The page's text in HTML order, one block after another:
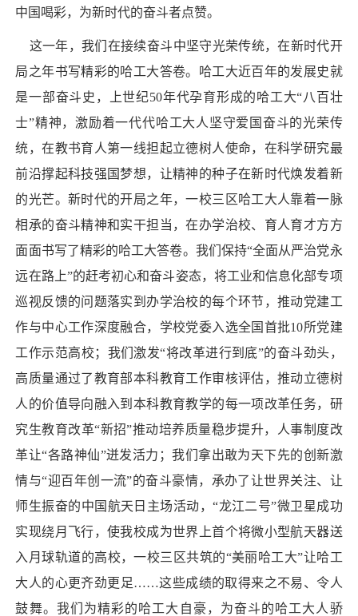
中国喝彩，为新时代的奋斗者点赞。
这一年，我们在接续奋斗中坚守光荣传统，在新时代开
局之年书写精彩的哈工大答卷。哈工大近百年的发展史就
是一部奋斗史，上世纪50年代孕育形成的哈工大“八百壮
士”精神，激励着一代代哈工大人坚守爱国奋斗的光荣传
统，在教书育人第一线担起立德树人使命，在科学研究最
前沿撑起科技强国梦想，让精神的种子在新时代焕发着新
的光芒。新时代的开局之年，一校三区哈工大人靠着一脉
相承的奋斗精神和实干担当，在办学治校、育人育才方方
面面书写了精彩的哈工大答卷。我们保持“全面从严治党永
远在路上”的赶考初心和奋斗姿态，将工业和信息化部专项
巡视反馈的问题落实到办学治校的每个环节，推动党建工
作与中心工作深度融合，学校党委入选全国首批10所党建
工作示范高校；我们激发“将改革进行到底”的奋斗劲头，
高质量通过了教育部本科教育工作审核评估，推动立德树
人的价值导向融入到本科教育教学的每一项改革任务，研
究生教育改革“新招”推动培养质量稳步提升，人事制度改
革让“各路神仙”迸发活力；我们拿出敢为天下先的创新激
情与“迎百年创一流”的奋斗豪情，承办了让世界关注、让
师生振奋的中国航天日主场活动，“龙江二号”微卫星成功
实现绕月飞行，使我校成为世界上首个将微小型航天器送
入月球轨道的高校，一校三区共筑的“美丽哈工大”让哈工
大人的心更齐劲更足……这些成绩的取得来之不易、令人
鼓舞。我们为精彩的哈工大自豪，为奋斗的哈工大人骄